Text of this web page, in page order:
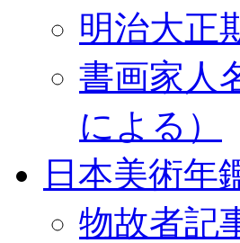
明治大正
書画家人
による）
日本美術年
物故者記